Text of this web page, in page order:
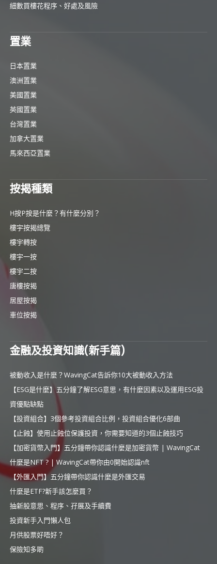
細數買樓花程序、好處及風險
置業
日本置業
澳洲置業
美國置業
英國置業
台灣置業
加拿大置業
馬來西亞置業
按揭種類
H按P按是什麼？有什麼分別？
樓宇按揭總覽
樓宇轉按
樓宇一按
樓宇二按
唐樓按揭
居屋按揭
車位按揭
金融及投資知識(新手篇)
被動收入是什麼？WavingCat告訴你10大被動收入方法
【ESG是什麼】五分鐘了解ESG意思，有什麼因素以及運用ESG投
資優點缺點
【投資組合】3個參考投資組合比例，投資組合優化6部曲
【止蝕】使用止蝕位保護投資，你需要知道的3個止蝕技巧
【加密貨幣入門】五分鐘帶你認識什麼是加密貨幣 | WavingCat
什麼是NFT ? | WavingCat帶你由0開始認識nft
【外匯入門】五分鐘帶你認識什麼是外匯交易
什麼是ETF?新手該怎麼買？
抽新股意思、程序、孖展及手續費
投資新手入門懶人包
月供股票好唔好？
保險知多啲